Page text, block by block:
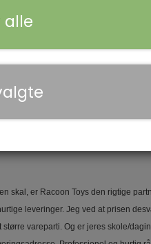
arbejdsværktøj? Med vores
på mail, da Racoon Toys endnu
er Racoon Toys den rigtige
leveringer. Jeg ved at prisen
vareparti. Og er jeres skole/
alle